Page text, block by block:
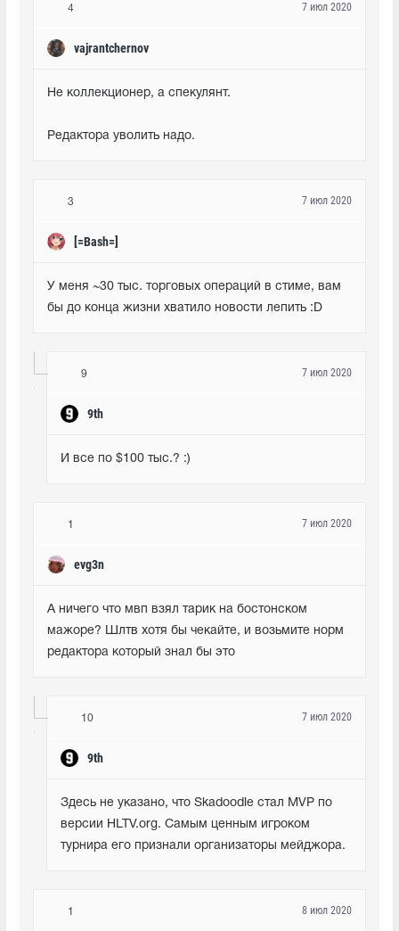
4
vajrantchernov
7 июл 2020
Не коллекционер, а спекулянт.
Редактора уволить надо.
3
[=Bash=]
7 июл 2020
У меня ~30 тыс. торговых операций в стиме, вам
бы до конца жизни хватило новости лепить :D
9
9th
7 июл 2020
И все по $100 тыс.? :)
1
evg3n
7 июл 2020
А ничего что мвп взял тарик на бостонском
мажоре? Шлтв хотя бы чекайте, и возьмите норм
редактора который знал бы это
10
9th
7 июл 2020
Здесь не указано, что Skadoodle стал MVP по
версии HLTV.org. Самым ценным игроком
турнира его признали организаторы мейджора.
1 8 июл 2020